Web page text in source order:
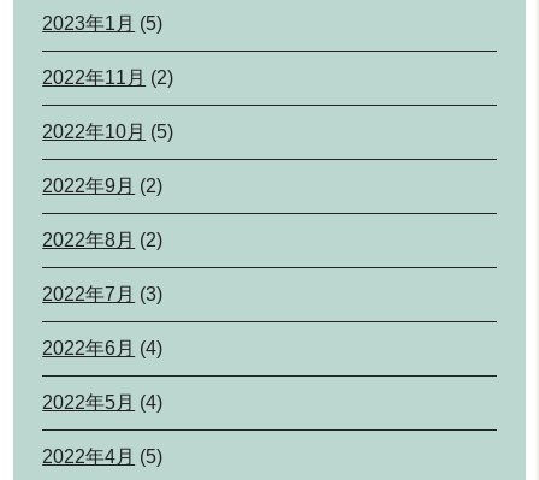
2023年1月 (5)
2022年11月 (2)
2022年10月 (5)
2022年9月 (2)
2022年8月 (2)
2022年7月 (3)
2022年6月 (4)
2022年5月 (4)
2022年4月 (5)